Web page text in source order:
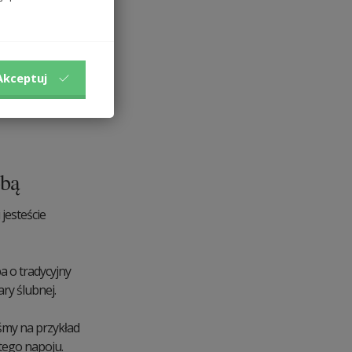
o tradycyjny
ślubnej.
na przykład
napoju.